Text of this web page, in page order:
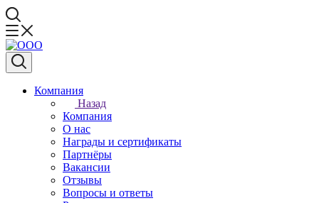
Компания
Назад
Компания
О нас
Награды и сертификаты
Партнёры
Вакансии
Отзывы
Вопросы и ответы